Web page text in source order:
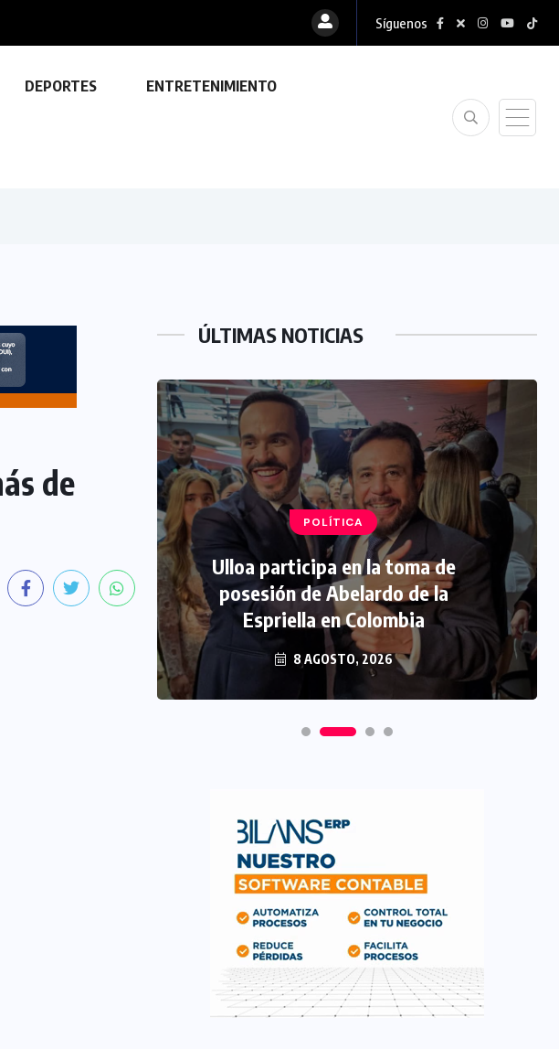
Síguenos
DEPORTES ENTRETENIMIENTO
de
ÚLTIMAS NOTICIAS
POLÍTICA
Ulloa participa en la toma de
posesión de Abelardo de la
Espriella en Colombia
8 AGOSTO, 2026